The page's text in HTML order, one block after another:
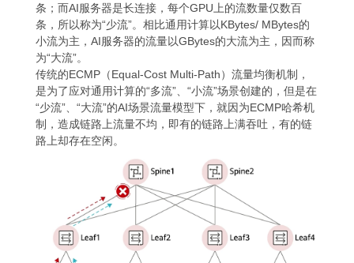
条；而AI服务器是长连接，每个GPU上的流数量仅数百
条，所以称为“少流”。相比通用计算以KBytes/ MBytes的
小流为主，AI服务器的流量以GBytes的大流为主，因而称
为“大流”。
传统的ECMP（Equal-Cost Multi-Path）流量均衡机制，
是为了应对通用计算的“多流”、“小流”场景创建的，但是在
“少流”、“大流”的AI场景流量模型下，就因为ECMP哈希机
制，造成链路上流量不均，即有的链路上满吞吐，有的链
路上却存在空闲。